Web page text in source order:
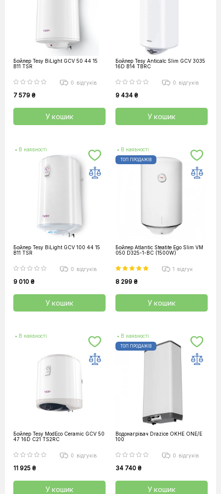
Бойлер Tesy BiLight GCV 50 44 15
B11 TSR
0 відгуків
7 579 ₴
У кошик
Бойлер Tesy Anticalc Slim GCV 3035
16D B14 TBRC
0 відгуків
9 434 ₴
У кошик
• В наявності
Бойлер Tesy BiLight GCV 100 44 15
B11 TSR
0 відгуків
9 010 ₴
У кошик
• В наявності
ТОП ПРОДАЖІВ
Бойлер Atlantic Steatite Ego Slim VM
050 D325-1-BC (1500W)
1 відгук
8 299 ₴
У кошик
• В наявності
Бойлер Tesy ModEco Ceramic GCV 50
47 16D C21 TS2RC
0 відгуків
11 925 ₴
У кошик
• В наявності
ТОП ПРОДАЖІВ
Водонагрівач Drazice OKHE ONE/E
100
0 відгуків
34 740 ₴
У кошик